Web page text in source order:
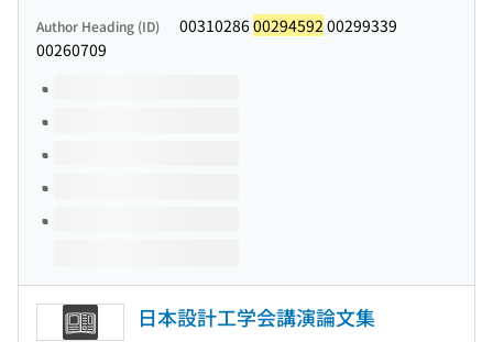
Author Heading (ID) 0031028600294592 00299339
00260709
Volumes of this title
日本設計工学会講演論文集